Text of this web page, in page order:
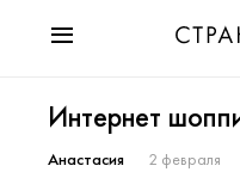
Мода
Звезды
Интернет
Анастасия 2 февраля